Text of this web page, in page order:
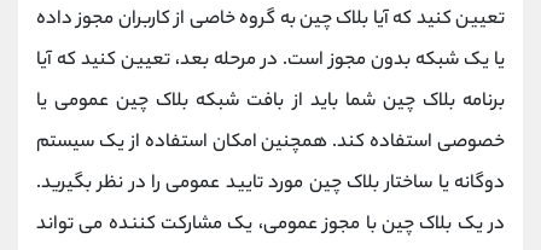
تعیین کنید که آیا بلاک چین به گروه خاصی از کاربران مجوز داده
یا یک شبکه بدون مجوز است. در مرحله بعد، تعیین کنید که آیا
برنامه بلاک چین شما باید از بافت شبکه بلاک چین عمومی یا
خصوصی استفاده کند. همچنین امکان استفاده از یک سیستم
دوگانه یا ساختار بلاک چین مورد تایید عمومی را در نظر بگیرید.
در یک بلاک چین با مجوز عمومی، یک مشارکت کننده می تواند